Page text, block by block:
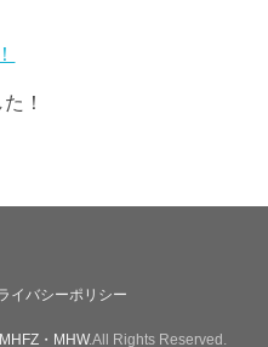
！
イバシーポリシー
・MHW.All Rights Reserved.